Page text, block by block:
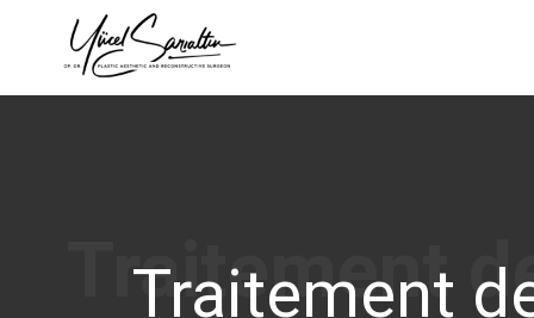
Traitement